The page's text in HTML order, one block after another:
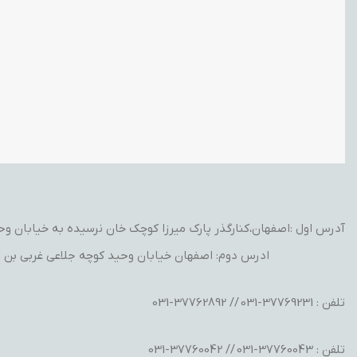
آدرس اول :اصفهان،کنارگذر پارک میرزا کوچک خان نرسیده به خیابان
ادرس دوم: اصفهان خیابان وحید کوچه جلاعی غربی بن
تلفن : 37769231-031 // 37762892-031
تلفن : 37760043-031 // 37760042-031